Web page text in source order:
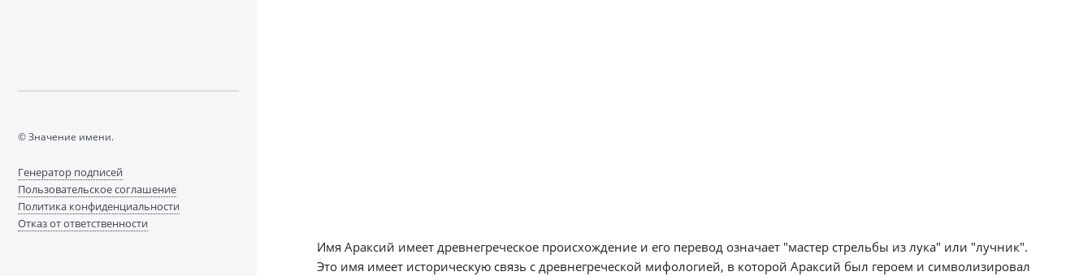
Имя Араксий имеет древнегреческое происхождение и его перевод означает "мастер стрельбы из лука" или "лучник".
Это имя имеет историческую связь с древнегреческой мифологией, в которой Араксий был героем и символизировал
© Значение имени.
Генератор подписей
Пользовательское соглашение
Политика конфиденциальности
Отказ от ответственности